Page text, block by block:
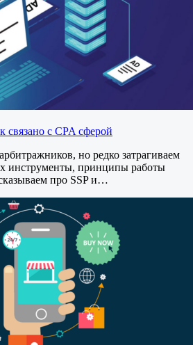
связано с CPA сферой
но редко затрагиваем
инструменты, принципы работы
про SSP и…